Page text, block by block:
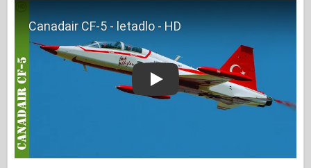
Play